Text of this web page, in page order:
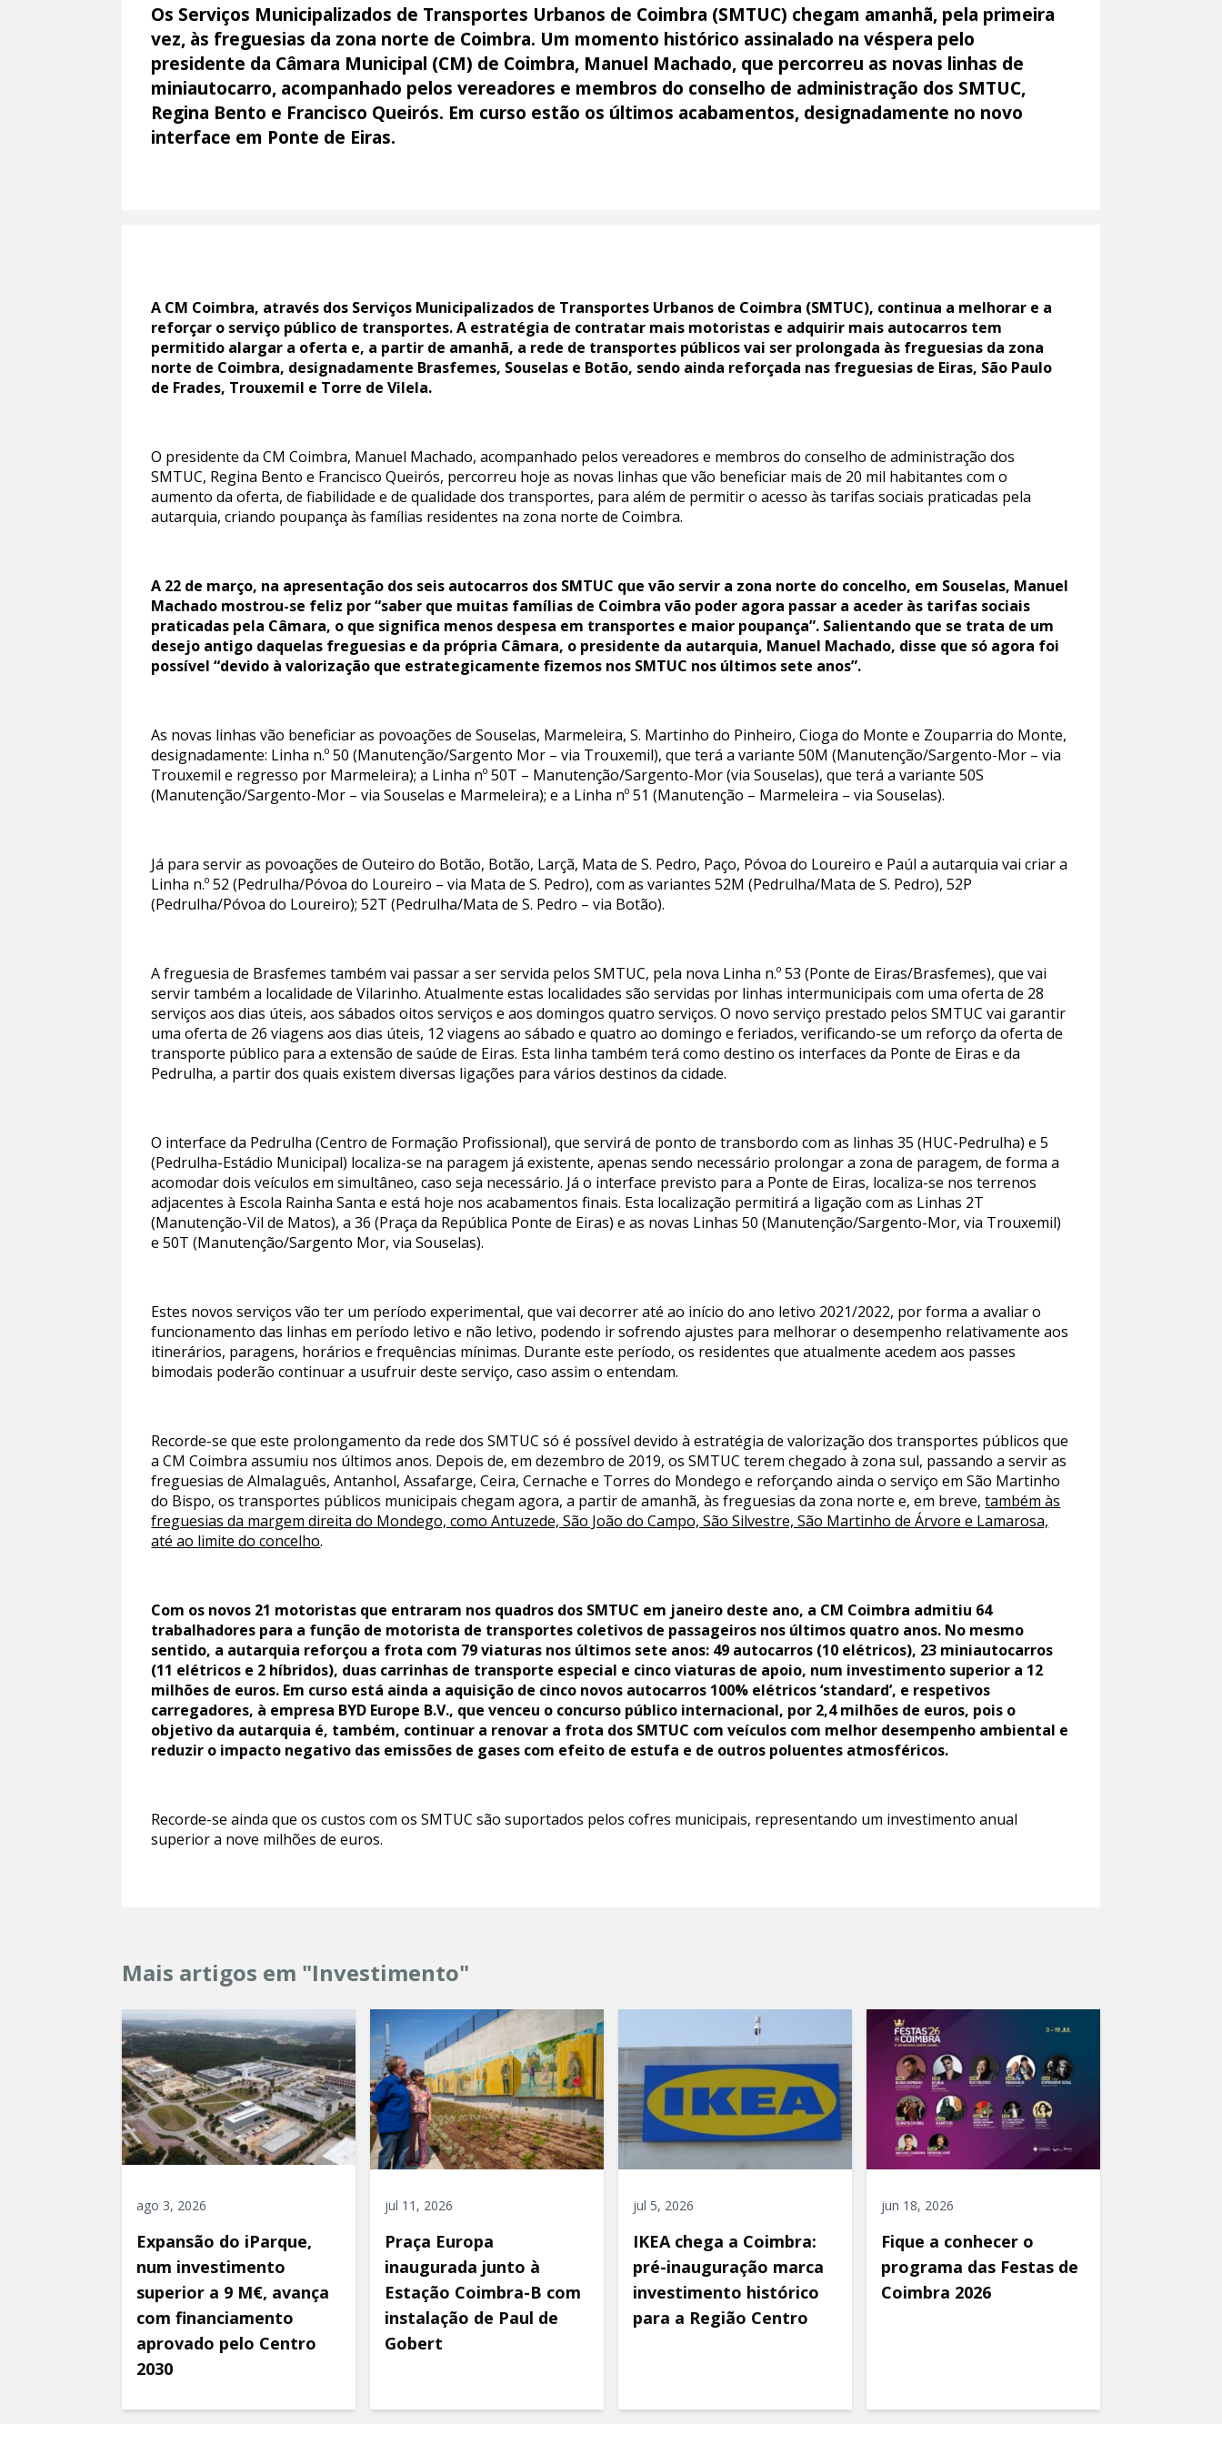
Os Serviços Municipalizados de Transportes Urbanos de Coimbra (SMTUC) chegam amanhã, pela primeira
vez, às freguesias da zona norte de Coimbra. Um momento histórico assinalado na véspera pelo
presidente da Câmara Municipal (CM) de Coimbra, Manuel Machado, que percorreu as novas linhas de
miniautocarro, acompanhado pelos vereadores e membros do conselho de administração dos SMTUC,
Regina Bento e Francisco Queirós. Em curso estão os últimos acabamentos, designadamente no novo
interface em Ponte de Eiras.
A CM Coimbra, através dos Serviços Municipalizados de Transportes Urbanos de Coimbra (SMTUC), continua a melhorar e a
reforçar o serviço público de transportes. A estratégia de contratar mais motoristas e adquirir mais autocarros tem
permitido alargar a oferta e, a partir de amanhã, a rede de transportes públicos vai ser prolongada às freguesias da zona
norte de Coimbra, designadamente Brasfemes, Souselas e Botão, sendo ainda reforçada nas freguesias de Eiras, São Paulo
de Frades, Trouxemil e Torre de Vilela.
O presidente da CM Coimbra, Manuel Machado, acompanhado pelos vereadores e membros do conselho de administração dos
SMTUC, Regina Bento e Francisco Queirós, percorreu hoje as novas linhas que vão beneficiar mais de 20 mil habitantes com o
aumento da oferta, de fiabilidade e de qualidade dos transportes, para além de permitir o acesso às tarifas sociais praticadas pela
autarquia, criando poupança às famílias residentes na zona norte de Coimbra.
A 22 de março, na apresentação dos seis autocarros dos SMTUC que vão servir a zona norte do concelho, em Souselas, Manuel
Machado mostrou-se feliz por “saber que muitas famílias de Coimbra vão poder agora passar a aceder às tarifas sociais
praticadas pela Câmara, o que significa menos despesa em transportes e maior poupança”. Salientando que se trata de um
desejo antigo daquelas freguesias e da própria Câmara, o presidente da autarquia, Manuel Machado, disse que só agora foi
possível “devido à valorização que estrategicamente fizemos nos SMTUC nos últimos sete anos”.
As novas linhas vão beneficiar as povoações de Souselas, Marmeleira, S. Martinho do Pinheiro, Cioga do Monte e Zouparria do Monte,
designadamente: Linha n.º 50 (Manutenção/Sargento Mor – via Trouxemil), que terá a variante 50M (Manutenção/Sargento-Mor – via
Trouxemil e regresso por Marmeleira); a Linha nº 50T – Manutenção/Sargento-Mor (via Souselas), que terá a variante 50S
(Manutenção/Sargento-Mor – via Souselas e Marmeleira); e a Linha nº 51 (Manutenção – Marmeleira – via Souselas).
Já para servir as povoações de Outeiro do Botão, Botão, Larçã, Mata de S. Pedro, Paço, Póvoa do Loureiro e Paúl a autarquia vai criar a
Linha n.º 52 (Pedrulha/Póvoa do Loureiro – via Mata de S. Pedro), com as variantes 52M (Pedrulha/Mata de S. Pedro), 52P
(Pedrulha/Póvoa do Loureiro); 52T (Pedrulha/Mata de S. Pedro – via Botão).
A freguesia de Brasfemes também vai passar a ser servida pelos SMTUC, pela nova Linha n.º 53 (Ponte de Eiras/Brasfemes), que vai
servir também a localidade de Vilarinho. Atualmente estas localidades são servidas por linhas intermunicipais com uma oferta de 28
serviços aos dias úteis, aos sábados oitos serviços e aos domingos quatro serviços. O novo serviço prestado pelos SMTUC vai garantir
uma oferta de 26 viagens aos dias úteis, 12 viagens ao sábado e quatro ao domingo e feriados, verificando-se um reforço da oferta de
transporte público para a extensão de saúde de Eiras. Esta linha também terá como destino os interfaces da Ponte de Eiras e da
Pedrulha, a partir dos quais existem diversas ligações para vários destinos da cidade.
O interface da Pedrulha (Centro de Formação Profissional), que servirá de ponto de transbordo com as linhas 35 (HUC-Pedrulha) e 5
(Pedrulha-Estádio Municipal) localiza-se na paragem já existente, apenas sendo necessário prolongar a zona de paragem, de forma a
acomodar dois veículos em simultâneo, caso seja necessário. Já o interface previsto para a Ponte de Eiras, localiza-se nos terrenos
adjacentes à Escola Rainha Santa e está hoje nos acabamentos finais. Esta localização permitirá a ligação com as Linhas 2T
(Manutenção-Vil de Matos), a 36 (Praça da República Ponte de Eiras) e as novas Linhas 50 (Manutenção/Sargento-Mor, via Trouxemil)
e 50T (Manutenção/Sargento Mor, via Souselas).
Estes novos serviços vão ter um período experimental, que vai decorrer até ao início do ano letivo 2021/2022, por forma a avaliar o
funcionamento das linhas em período letivo e não letivo, podendo ir sofrendo ajustes para melhorar o desempenho relativamente aos
itinerários, paragens, horários e frequências mínimas. Durante este período, os residentes que atualmente acedem aos passes
bimodais poderão continuar a usufruir deste serviço, caso assim o entendam.
Recorde-se que este prolongamento da rede dos SMTUC só é possível devido à estratégia de valorização dos transportes públicos que
a CM Coimbra assumiu nos últimos anos. Depois de, em dezembro de 2019, os SMTUC terem chegado à zona sul, passando a servir as
freguesias de Almalaguês, Antanhol, Assafarge, Ceira, Cernache e Torres do Mondego e reforçando ainda o serviço em São Martinho
do Bispo, os transportes públicos municipais chegam agora, a partir de amanhã, às freguesias da zona norte e, em breve,também às
freguesias da margem direita do Mondego, como Antuzede, São João do Campo, São Silvestre, São Martinho de Árvore e Lamarosa,
até ao limite do concelho.
Com os novos 21 motoristas que entraram nos quadros dos SMTUC em janeiro deste ano, a CM Coimbra admitiu 64
trabalhadores para a função de motorista de transportes coletivos de passageiros nos últimos quatro anos. No mesmo
sentido, a autarquia reforçou a frota com 79 viaturas nos últimos sete anos: 49 autocarros (10 elétricos), 23 miniautocarros
(11 elétricos e 2 híbridos), duas carrinhas de transporte especial e cinco viaturas de apoio, num investimento superior a 12
milhões de euros. Em curso está ainda a aquisição de cinco novos autocarros 100% elétricos ‘standard’, e respetivos
carregadores, à empresa BYD Europe B.V., que venceu o concurso público internacional, por 2,4 milhões de euros, pois o
objetivo da autarquia é, também, continuar a renovar a frota dos SMTUC com veículos com melhor desempenho ambiental e
reduzir o impacto negativo das emissões de gases com efeito de estufa e de outros poluentes atmosféricos.
Recorde-se ainda que os custos com os SMTUC são suportados pelos cofres municipais, representando um investimento anual
superior a nove milhões de euros.
Mais artigos em "Investimento"
ago 3, 2026
Expansão do iParque,
num investimento
superior a 9 M€, avança
com financiamento
aprovado pelo Centro
2030
jul 11, 2026
Praça Europa
inaugurada junto à
Estação Coimbra-B com
instalação de Paul de
Gobert
jul 5, 2026
IKEA chega a Coimbra:
pré-inauguração marca
investimento histórico
para a Região Centro
jun 18, 2026
Fique a conhecer o
programa das Festas de
Coimbra 2026